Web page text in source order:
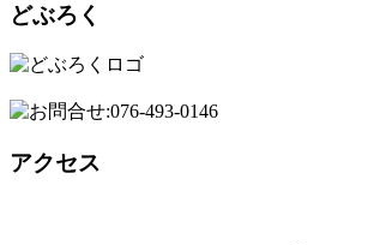
どぶろく
アクセス